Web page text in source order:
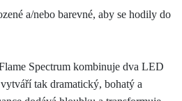
a/nebo barevné, aby se hodily do
Spectrum kombinuje dva LED
tak dramatický, bohatý a